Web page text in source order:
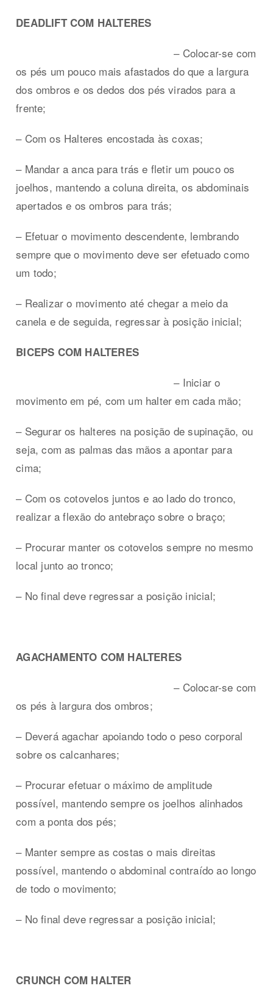
DEADLIFT COM HALTERES
– Colocar-se com
os pés um pouco mais afastados do que a largura
dos ombros e os dedos dos pés virados para a
frente;
– Com os Halteres encostada às coxas;
– Mandar a anca para trás e fletir um pouco os
joelhos, mantendo a coluna direita, os abdominais
apertados e os ombros para trás;
– Efetuar o movimento descendente, lembrando
sempre que o movimento deve ser efetuado como
um todo;
– Realizar o movimento até chegar a meio da
canela e de seguida, regressar à posição inicial;
BICEPS COM HALTERES
– Iniciar o
movimento em pé, com um halter em cada mão;
– Segurar os halteres na posição de supinação, ou
seja, com as palmas das mãos a apontar para
cima;
– Com os cotovelos juntos e ao lado do tronco,
realizar a flexão do antebraço sobre o braço;
– Procurar manter os cotovelos sempre no mesmo
local junto ao tronco;
– No final deve regressar a posição inicial;
AGACHAMENTO COM HALTERES
– Colocar-se com
os pés à largura dos ombros;
– Deverá agachar apoiando todo o peso corporal
sobre os calcanhares;
– Procurar efetuar o máximo de amplitude
possível, mantendo sempre os joelhos alinhados
com a ponta dos pés;
– Manter sempre as costas o mais direitas
possível, mantendo o abdominal contraído ao longo
de todo o movimento;
– No final deve regressar a posição inicial;
CRUNCH COM HALTER